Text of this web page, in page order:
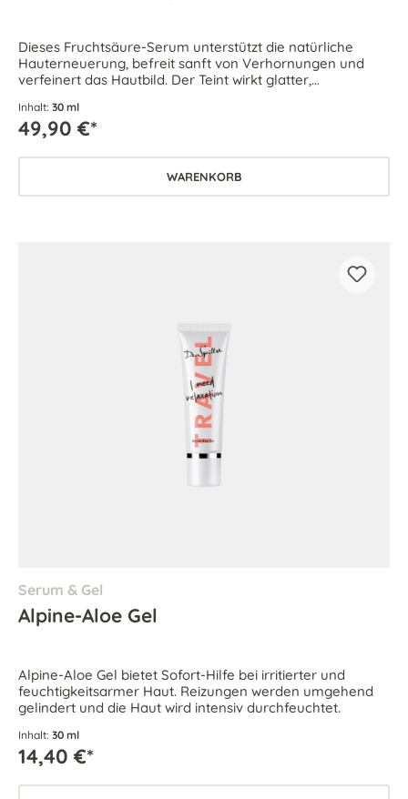
Dieses Fruchtsäure-Serum unterstützt die natürliche
Hauterneuerung, befreit sanft von Verhornungen und
verfeinert das Hautbild. Der Teint wirkt glatter,
Inhalt: 30 ml
49,90 €*
WARENKORB
Serum & Gel
Alpine-Aloe Gel
Alpine-Aloe Gel bietet Sofort-Hilfe bei irritierter und
feuchtigkeitsarmer Haut. Reizungen werden umgehend
gelindert und die Haut wird intensiv durchfeuchtet.
Inhalt: 30 ml
14,40 €*